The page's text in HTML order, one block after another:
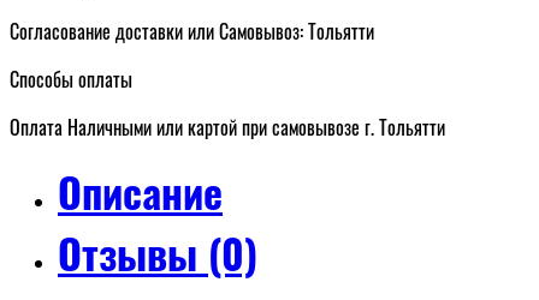
Согласование доставки или Самовывоз: Тольятти
Способы оплаты
Оплата Наличными или картой при самовывозе г. Тольятти
Описание
Отзывы (0)